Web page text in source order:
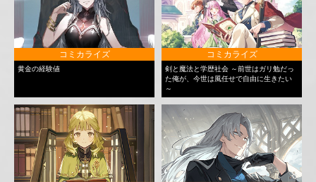
コミカライズ
黄金の経験値
コミカライズ
剣と魔法と学歴社会 ～前世はガリ勉だっ
た俺が、今世は風任せで自由に生きたい
～